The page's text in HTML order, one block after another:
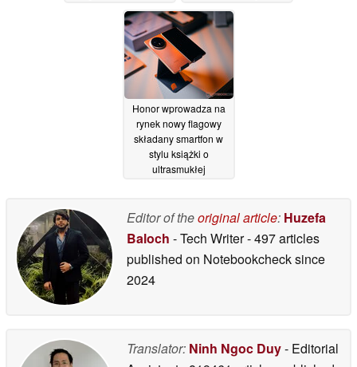
Honor wprowadza na
rynek nowy flagowy
składany smartfon w
stylu książki o
ultrasmukłej
Editor of theoriginal article: Huzefa
Baloch - Tech Writer- 497 articles
published on Notebookchecksince
2024
Translator: Ninh Ngoc Duy- Editorial